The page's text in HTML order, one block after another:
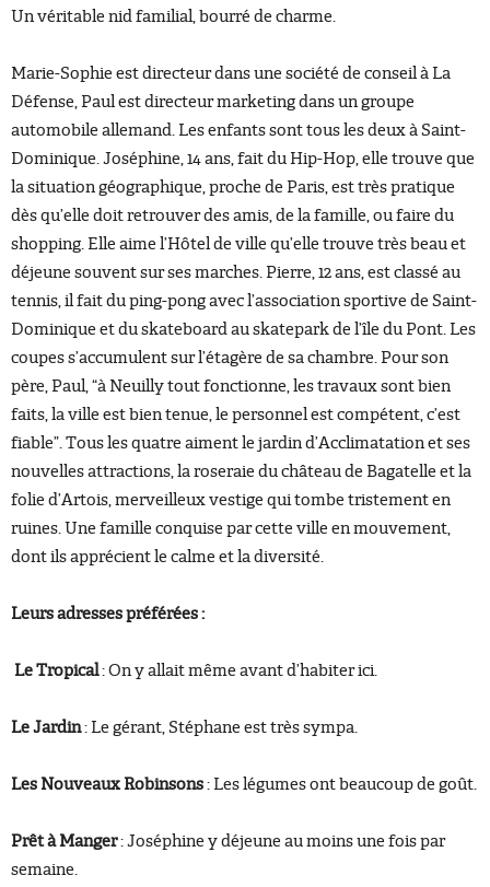
Un véritable nid familial, bourré de charme.
Marie-Sophie est directeur dans une société de conseil à La
Défense, Paul est directeur marketing dans un groupe
automobile allemand. Les enfants sont tous les deux à Saint-
Dominique. Joséphine, 14 ans, fait du Hip-Hop, elle trouve que
la situation géographique, proche de Paris, est très pratique
dès qu’elle doit retrouver des amis, de la famille, ou faire du
shopping. Elle aime l’Hôtel de ville qu’elle trouve très beau et
déjeune souvent sur ses marches. Pierre, 12 ans, est classé au
tennis, il fait du ping-pong avec l’association sportive de Saint-
Dominique et du skateboard au skatepark de l’île du Pont. Les
coupes s’accumulent sur l’étagère de sa chambre. Pour son
père, Paul, “à Neuilly tout fonctionne, les travaux sont bien
faits, la ville est bien tenue, le personnel est compétent, c’est
fiable”. Tous les quatre aiment le jardin d’Acclimatation et ses
nouvelles attractions, la roseraie du château de Bagatelle et la
folie d’Artois, merveilleux vestige qui tombe tristement en
ruines. Une famille conquise par cette ville en mouvement,
dont ils apprécient le calme et la diversité.
Leurs adresses préférées :
Le Tropical: On y allait même avant d’habiter ici.
Le Jardin: Le gérant, Stéphane est très sympa.
Les Nouveaux Robinsons: Les légumes ont beaucoup de goût.
Prêt à Manger: Joséphine y déjeune au moins une fois par
semaine.